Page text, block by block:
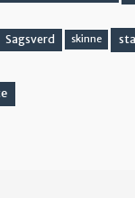
Sagsverd skinne stall